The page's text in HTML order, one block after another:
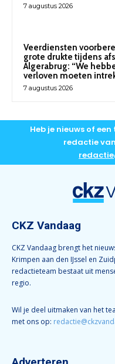
7 augustus 2026
Veerdiensten
grote drukte tijdens
Algerabrug: “We
verloven moeten
7 augustus 2026
Heb je nieuws of
redactie
CKZ Vandaag
CKZ Vandaag brengt het
Krimpen aan den IJssel en
redactieteam bestaat uit
regio.
Wil je deel uitmaken van het
met ons op: